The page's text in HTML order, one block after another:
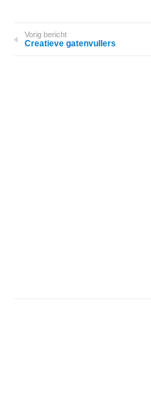
Vorig bericht
Creatieve gatenvullers